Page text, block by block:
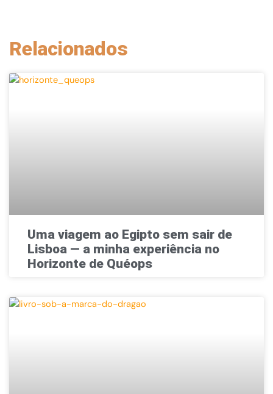
Relacionados
Uma viagem ao Egipto sem sair de
Lisboa — a minha experiência no
Horizonte de Quéops